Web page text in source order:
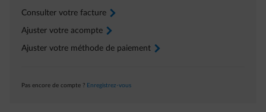
Consulter votre facture arrow-right
Ajuster votre acompte arrow-right
Ajuster votre méthode de paiement arrow-right
Pas encore de compte ? Enregistrez-vous